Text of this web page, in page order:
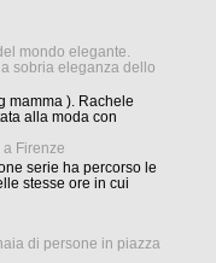
mondo elegante.
sobria eleganza dello
mamma ). Rachele
alla moda con
Firenze
serie ha percorso le
stesse ore in cui
di persone in piazza